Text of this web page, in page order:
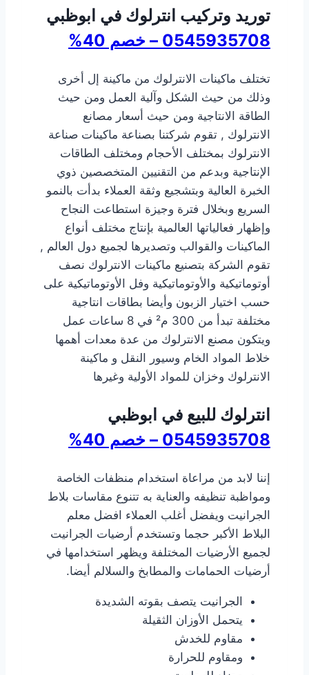
توريد وتركيب انترلوك في ابوظبي
0545935708 – خصم 40%
تختلف ماكينات الانترلوك من ماكينة إل أخرى
وذلك من حيث الشكل وآلية العمل ومن حيث
الطاقة الانتاجية ومن حيث أسعار مصانع
الانترلوك , تقوم شركتنا بصناعة ماكينات صناعة
الانترلوك بمختلف الأحجام ومختلف الطاقات
الإنتاجية وبدعم من التقنيين المتخصصين ذوي
الخبرة العالية وبتشجيع وثقة العملاء بدأت بالنمو
السريع وبخلال فترة وجيزة استطاعت النجاح
وإظهار فعالياتها العالمية بإنتاج مختلف أنواع
الماكينات والقوالب وتصديرها لجميع دول العالم ,
تقوم الشركة بتصنيع ماكينات الانترلوك نصف
أوتوماتيكية والأوتوماتيكية وفل الأوتوماتيكية على
حسب اختيار الزبون وأيضا بطاقات انتاجية
مختلفة تبدأ من 300 م² في 8 ساعات عمل
ويتكون مصنع الانترلوك من عدة معدات أهمها
خلاط المواد الخام وسيور النقل و ماكينة
الانترلوك وخزان للمواد الأولية وغيرها
انترلوك للبيع في ابوظبي
0545935708 – خصم 40%
إننا لابد من مراعاة استخدام منظفات الخاصة
ومواظبة تنظيفه والعناية به تتنوع مقاسات بلاط
الجرانيت ويفضل أغلب العملاء افضل معلم
البلاط الأكبر حجما وتستخدم أرضيات الجرانيت
لجميع الأرضيات المختلفة ويظهر استخدامها في
أرضيات الحمامات والمطابخ والسلالم أيضا.
الجرانيت يتصف بقوته الشديدة
يتحمل الأوزان الثقيلة
مقاوم للخدش
ومقاوم للحرارة